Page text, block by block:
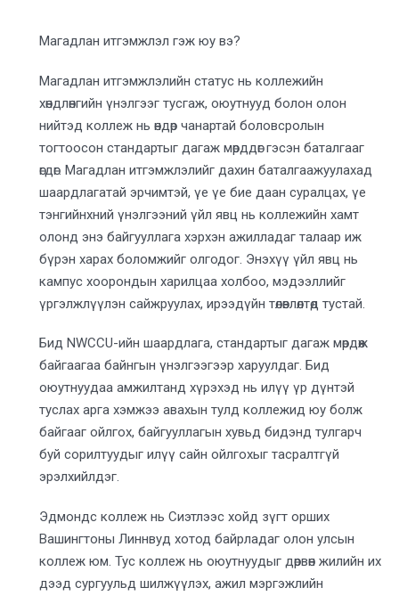
Магадлан итгэмжлэл гэж юу вэ?
Магадлан итгэмжлэлийн статус нь коллежийн
хөндлөнгийн үнэлгээг тусгаж, оюутнууд болон олон
нийтэд коллеж нь өндөр чанартай боловсролын
тогтоосон стандартыг дагаж мөрддөг гэсэн баталгааг
өгдөг. Магадлан итгэмжлэлийг дахин баталгаажуулахад
шаардлагатай эрчимтэй, үе үе бие даан суралцах, үе
тэнгийнхний үнэлгээний үйл явц нь коллежийн хамт
олонд энэ байгууллага хэрхэн ажилладаг талаар иж
бүрэн харах боломжийг олгодог. Энэхүү үйл явц нь
кампус хоорондын харилцаа холбоо, мэдээллийг
үргэлжлүүлэн сайжруулах, ирээдүйн төлөвлөлтөд тустай.
Бид NWCCU-ийн шаардлага, стандартыг дагаж мөрдөж
байгаагаа байнгын үнэлгээгээр харуулдаг. Бид
оюутнуудаа амжилтанд хүрэхэд нь илүү үр дүнтэй
туслах арга хэмжээ авахын тулд коллежид юу болж
байгааг ойлгох, байгууллагын хувьд бидэнд тулгарч
буй сорилтуудыг илүү сайн ойлгохыг тасралтгүй
эрэлхийлдэг.
Эдмондс коллеж нь Сиэтлээс хойд зүгт орших
Вашингтоны Линнвуд хотод байрладаг олон улсын
коллеж юм. Тус коллеж нь оюутнуудыг дөрвөн жилийн их
дээд сургуульд шилжүүлэх, ажил мэргэжлийн